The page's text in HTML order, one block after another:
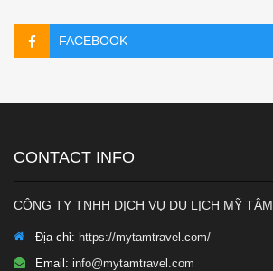
FACEBOOK
CONTACT INFO
CÔNG TY TNHH DỊCH VỤ DU LỊCH MỸ TÂM
Địa chỉ: https://mytamtravel.com/
Email: info@mytamtravel.com